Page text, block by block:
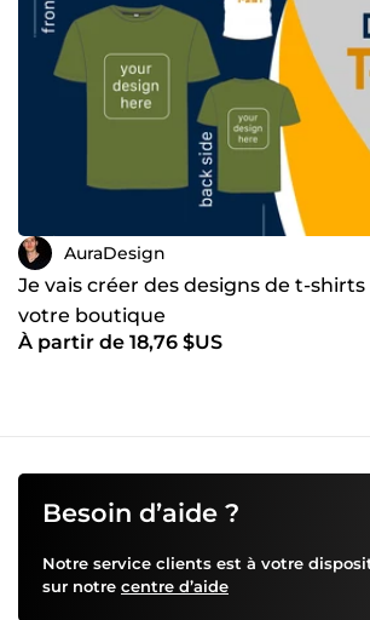
AuraDesign
Je vais créer des designs de t-
votre boutique
À partir de 18,76 $US
Besoin d’aide ?
Notre service clients est à votre
sur notre centre d’aide